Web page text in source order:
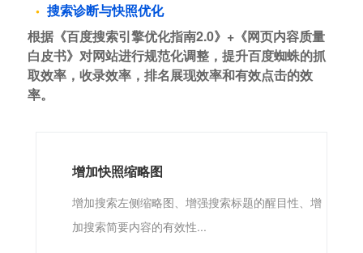
搜索诊断与快照优化
根据《百度搜索引擎优化指南2.0》+《网页内容质量
白皮书》对网站进行规范化调整，提升百度蜘蛛的抓
取效率，收录效率，排名展现效率和有效点击的效
率。
增加快照缩略图
增加搜索左侧缩略图、增强搜索标题的醒目性、增
加搜索简要内容的有效性...